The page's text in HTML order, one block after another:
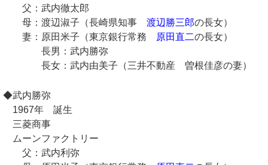
父：武内徹太郎
母：渡辺淑子（長崎県知事 渡辺勝三郎の長女）
妻：原田米子（東京銀行常務
原田直二の長女）
長男：武内勝弥
長女：武内由美子（三井不動産 曽根佳彦の妻）
◆武内勝弥
1967年 誕生
三菱商事
ムーンファクトリー
父：武内利弥